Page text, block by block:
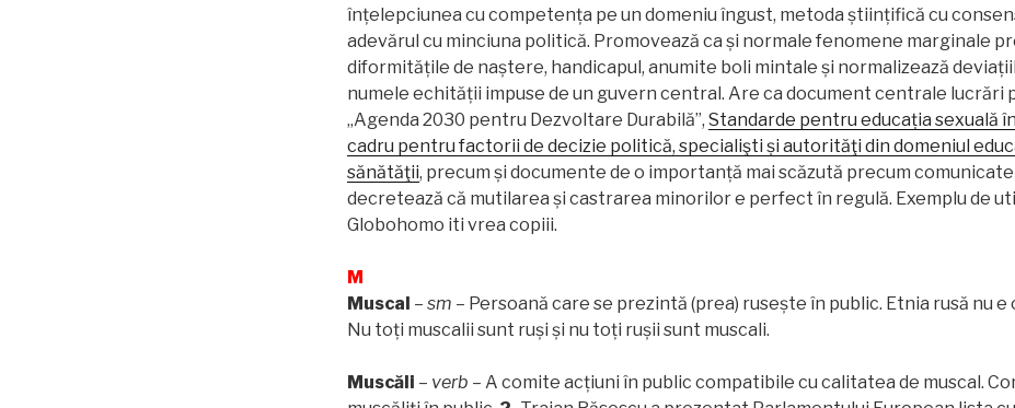
înțelepciunea cu competența pe un domeniu îngust, metoda științifică cu
adevărul cu minciuna politică. Promovează ca și normale fenomene marginale
diformitățile de naștere, handicapul, anumite boli mintale și normalizează
numele echității impuse de un guvern central. Are ca document centrale lucrări
„Agenda 2030 pentru Dezvoltare Durabilă”, Standarde pentru educația sexuală
cadru pentru factorii de decizie politică, specialişti și autorităţi din domeniul
sănătăţii, precum și documente de o importanță mai scăzută precum
decretează că mutilarea și castrarea minorilor e perfect în regulă. Exemplu de
Globohomo iti vrea copiii.
M
Muscal – sm – Persoană care se prezintă (prea) rusește în public. Etnia rusă nu
Nu toți muscalii sunt ruși și nu toți rușii sunt muscali.
Muscăli – verb – A comite acțiuni în public compatibile cu calitatea de muscal.